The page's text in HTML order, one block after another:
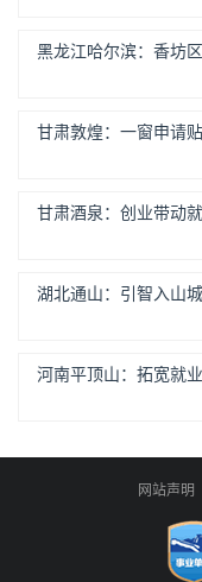
黑龙江哈尔滨：香坊
甘肃敦煌：一窗申请
甘肃酒泉：创业带动
湖北通山：引智入山
河南平顶山：拓宽就
网站声明